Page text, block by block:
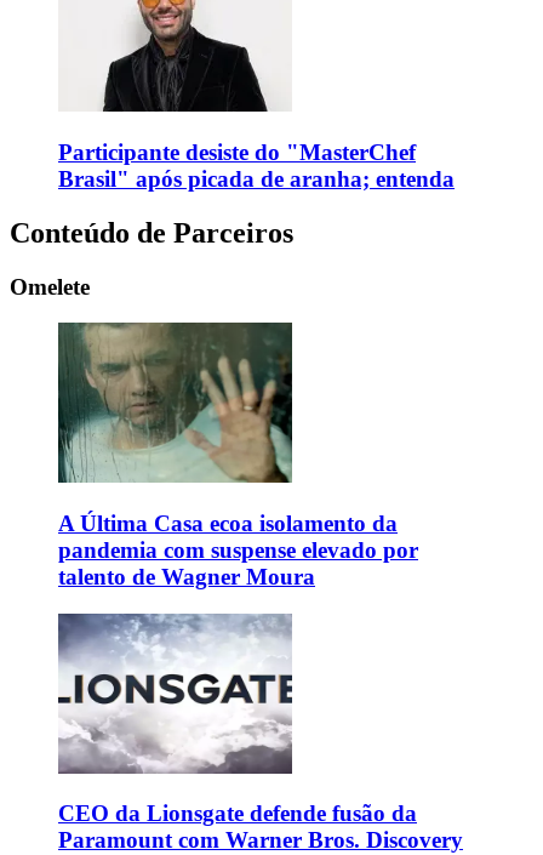
Participante desiste do "MasterChef
Brasil" após picada de aranha; entenda
Conteúdo de Parceiros
Omelete
A Última Casa ecoa isolamento da
pandemia com suspense elevado por
talento de Wagner Moura
CEO da Lionsgate defende fusão da
Paramount com Warner Bros. Discovery